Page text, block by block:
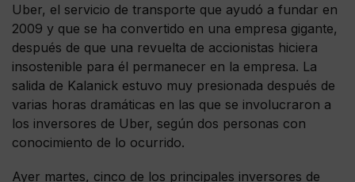
Uber, el servicio de transporte que ayudó a fundar en
2009 y que se ha convertido en una empresa gigante,
después de que una revuelta de accionistas hiciera
insostenible para él permanecer en la empresa. La
salida de Kalanick estuvo muy presionada después de
varias horas dramáticas en las que se involucraron a
los inversores de Uber, según dos personas con
conocimiento de lo ocurrido.
Ayer martes, cinco de los principales inversores de